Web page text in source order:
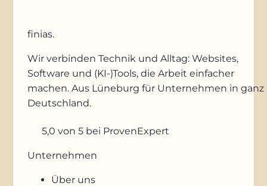
finias.
Wir verbinden Technik und Alltag: Websites,
Software und (KI-)Tools, die Arbeit einfacher
machen. Aus Lüneburg für Unternehmen in ganz
Deutschland.
5,0 von 5 bei ProvenExpert
Unternehmen
Über uns